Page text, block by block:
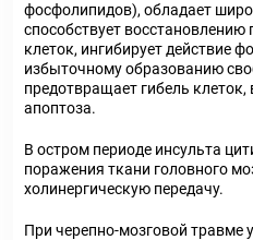
фосфолипидов), обладает
способствует
клеток, ингибирует действие
избыточному образованию
предотвращает гибель
апоптоза.
В остром периоде инсульта
поражения ткани головного
холинергическую передачу.
При черепно-мозговой травме